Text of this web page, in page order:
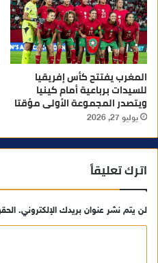
المغرب يفتتح كأس إفريقيا
للسيدات برباعية أمام كينيا
ويتصدر المجموعة الأولى مؤقتا
يوليو 27, 2026
اترك تعليقاً
لن يتم نشر عنوان بريدك الإلكتروني.